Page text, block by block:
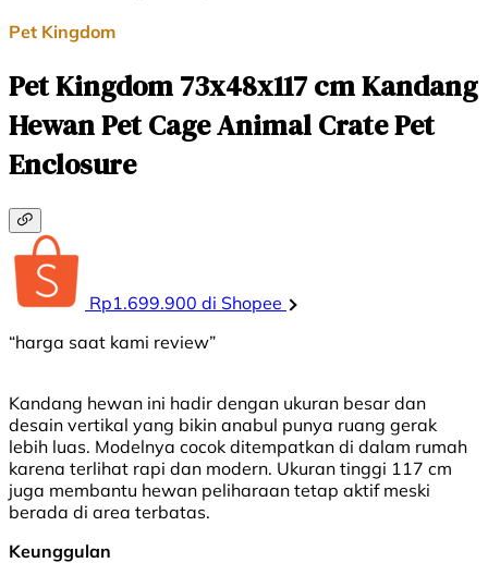
Pet Kingdom
Pet Kingdom 73x48x117 cm Kandang
Hewan Pet Cage Animal Crate Pet
Enclosure
Rp1.699.900 di Shopee
“harga saat kami review”
Kandang hewan ini hadir dengan ukuran besar dan
desain vertikal yang bikin anabul punya ruang gerak
lebih luas. Modelnya cocok ditempatkan di dalam rumah
karena terlihat rapi dan modern. Ukuran tinggi 117 cm
juga membantu hewan peliharaan tetap aktif meski
berada di area terbatas.
Keunggulan